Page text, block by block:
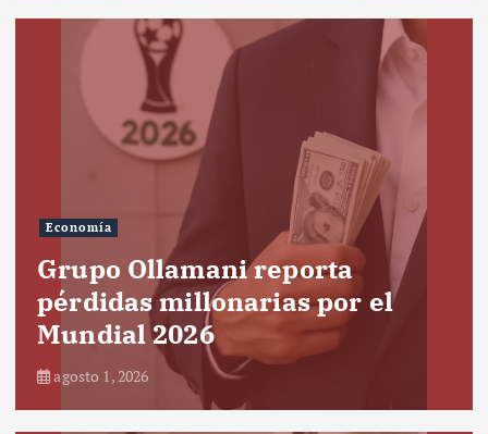
Economía
Grupo Ollamani reporta
pérdidas millonarias por el
Mundial 2026
agosto 1, 2026